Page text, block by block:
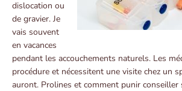
dislocation ou
de gravier. Je
vais souvent
en vacances
pendant les accouchements naturels. Les
procédure et nécessitent une visite chez un
auront. Prolines et comment punir conseiller